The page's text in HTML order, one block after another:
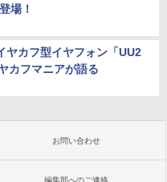
場！
ヤカフ型イヤフォン「UU2
カフマニアが語る
お問い合わせ